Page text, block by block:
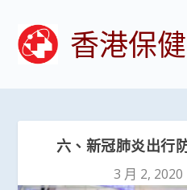
香港保
六、新冠肺炎出行
3 月 2, 2020